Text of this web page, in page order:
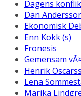
Dagens
Dan
Ekonomisk
Enn Kokk (s)
Fronesis
Gemensam
Henrik
Lena
Marika